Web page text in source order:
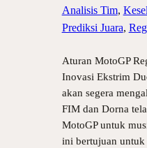
Analisis Tim,
Prediksi Juara,
Aturan MotoGP
Inovasi Ekstrim
akan segera
FIM dan Dorna
MotoGP untuk
ini bertujuan